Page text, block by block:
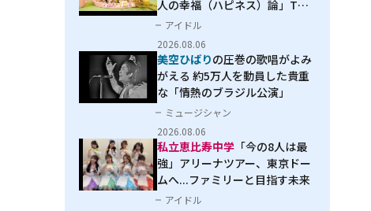
人の幸福（ハピネス）論」THE
MAKING
アイドル
2026.08.06
美空ひばりの圧巻の歌唱がよみ
がえる 約5万人を動員した貴重
な「情熱のブラジル公演」
ミュージシャン
2026.08.06
私立恵比寿中学 「今の8人は最
強」アリーナツアー、東京ドー
ムへ...ファミリーと目指す未来
アイドル